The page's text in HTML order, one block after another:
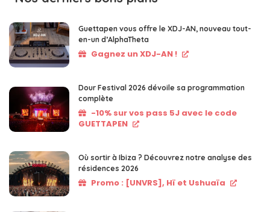
Guettapen vous offre le XDJ-AN, nouveau tout-
en-un d’AlphaTheta
Gagnez un XDJ-AN !
Dour Festival 2026 dévoile sa programmation
complète
-10% sur vos pass 5J avec le code
GUETTAPEN
Où sortir à Ibiza ? Découvrez notre analyse des
résidences 2026
Promo : [UNVRS], Hï et Ushuaïa